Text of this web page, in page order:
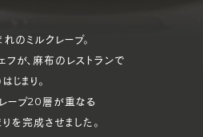
のミルクレープ。
が、麻布のレストランで
じまり。
ープ20層が重なる
を完成させました。